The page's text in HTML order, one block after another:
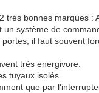
très bonnes marques
système de
il faut souvent
très energivore.
tuyaux isolés
que par